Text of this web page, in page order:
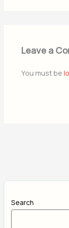
Leave a
You must be
Search